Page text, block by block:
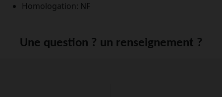
Homologation: NF
Une question ? un renseignement ?